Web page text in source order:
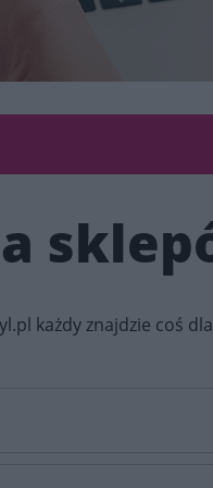
każdy znajdzie coś